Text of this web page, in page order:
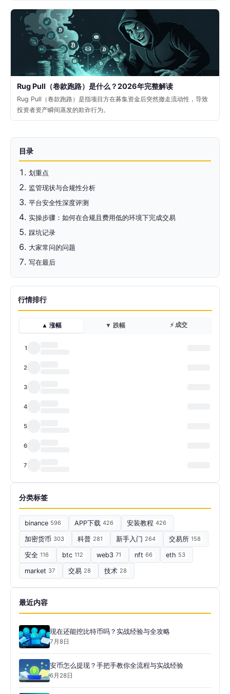
Rug Pull（卷款跑路）是什么？2026年完整解读
Rug Pull（卷款跑路）是指项目方在募集资金后突然撤走流动性，导致
投资者资产瞬间蒸发的欺诈行为。
目录
划重点
监管现状与合规性分析
平台安全性深度评测
实操步骤：如何在合规且费用低的环境下完成交易
踩坑记录
大家常问的问题
写在最后
行情排行
▲ 涨幅 ▼ 跌幅 ⚡ 成交
1
2
3
4
5
6
7
分类标签
binance 596 APP下载 426 安装教程 426
加密货币 303 科普 281 新手入门 264 交易所 158
安全 116 btc 112 web3 71 nft 66 eth 53
market 37 交易 28 技术 28
最近内容
现在还能挖比特币吗？实战经验与全攻略
7月8日
安币怎么提现？手把手教你全流程与实战经验
6月28日